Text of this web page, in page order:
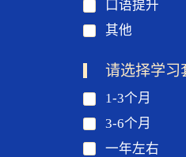
口语提升
其他
请选择学习
1-3个月
3-6个月
一年左右